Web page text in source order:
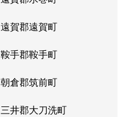
遠賀郡遠賀町
鞍手郡鞍手町
朝倉郡筑前町
三井郡大刀洗町